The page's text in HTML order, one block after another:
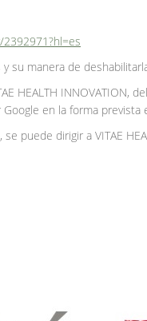
su manera de
HEALTH
en la forma prevista
puede dirigir a VITAE